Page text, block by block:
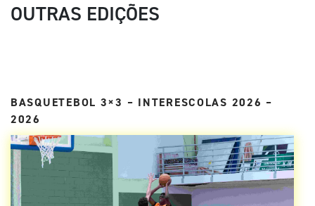
OUTRAS EDIÇÕES
BASQUETEBOL 3×3 – INTERESCOLAS 2026 –
2026